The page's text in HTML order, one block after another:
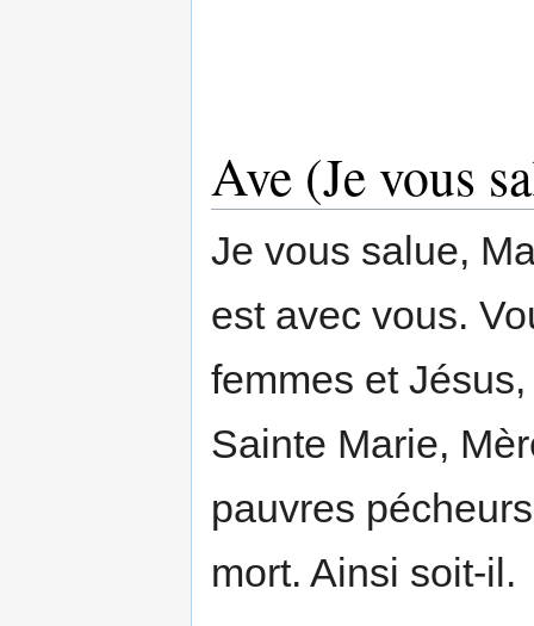
Ave (Je vous
Je vous salue,
est avec vous.
femmes et
Sainte Marie,
pauvres
mort. Ainsi soit-il.